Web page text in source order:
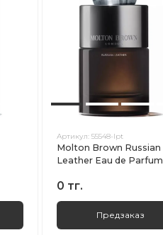
Артикул:55548-lpt
Molton Brown Russian
Leather Eau de Parfum
0 тг.
Предзаказ